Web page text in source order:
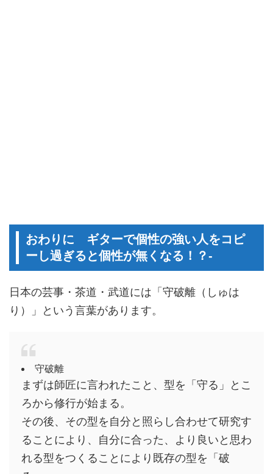
おわりに ギターで個性の強い人をコピ
ーし過ぎると個性が無くなる！？-
日本の芸事・茶道・武道には「守破離（しゅは
り）」という言葉があります。
守破離
まずは師匠に言われたこと、型を「守る」とこ
ろから修行が始まる。
その後、その型を自分と照らし合わせて研究す
ることにより、自分に合った、より良いと思わ
れる型をつくることにより既存の型を「破